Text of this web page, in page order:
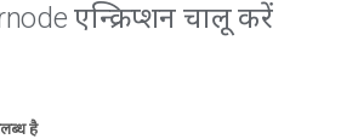
एन्क्रिप्शन चालू करें
है